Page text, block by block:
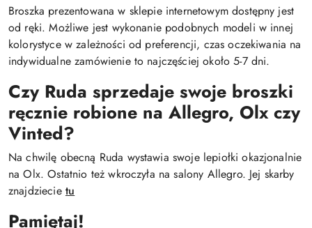
Broszka prezentowana w sklepie internetowym dostępny jest
od ręki. Możliwe jest wykonanie podobnych modeli w innej
kolorystyce w zależności od preferencji, czas oczekiwania na
indywidualne zamówienie to najczęściej około 5-7 dni.
Czy Ruda sprzedaje swoje broszki
ręcznie robione na Allegro, Olx czy
Vinted?
Na chwilę obecną Ruda wystawia swoje lepiołki okazjonalnie
na Olx. Ostatnio też wkroczyła na salony Allegro. Jej skarby
znajdziecie tu
Pamiętaj!